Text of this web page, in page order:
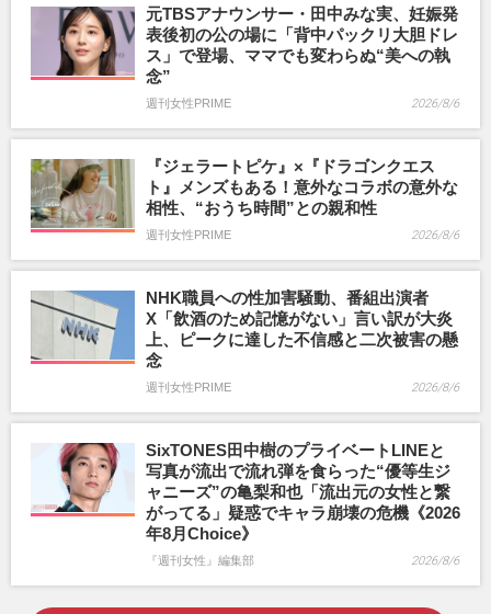
元TBSアナウンサー・田中みな実、妊娠発
表後初の公の場に「背中パックリ大胆ドレ
ス」で登場、ママでも変わらぬ“美への執
念”
週刊女性PRIME 2026/8/6
『ジェラートピケ』×『ドラゴンクエス
ト』メンズもある！意外なコラボの意外な
相性、“おうち時間”との親和性
週刊女性PRIME 2026/8/6
NHK職員への性加害騒動、番組出演者
X「飲酒のため記憶がない」言い訳が大炎
上、ピークに達した不信感と二次被害の懸
念
週刊女性PRIME 2026/8/6
SixTONES田中樹のプライベートLINEと
写真が流出で流れ弾を食らった“優等生ジ
ャニーズ”の亀梨和也「流出元の女性と繋
がってる」疑惑でキャラ崩壊の危機《2026
年8月Choice》
『週刊女性』編集部 2026/8/6